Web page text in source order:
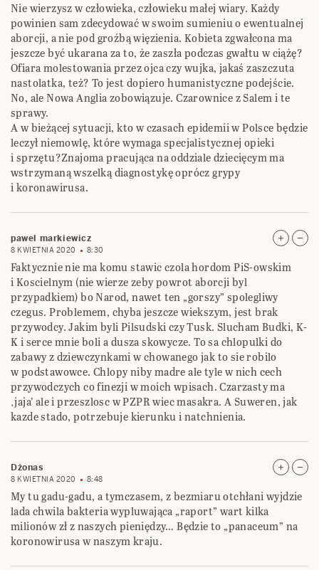
Nie wierzysz w człowieka, człowieku małej wiary. Każdy
powinien sam zdecydować w swoim sumieniu o ewentualnej
aborcji, a nie pod groźbą więzienia. Kobieta zgwałcona ma
jeszcze być ukarana za to, że zaszła podczas gwałtu w ciążę?
Ofiara molestowania przez ojca czy wujka, jakaś zaszczuta
nastolatka, też? To jest dopiero humanistyczne podejście.
No, ale Nowa Anglia zobowiązuje. Czarownice z Salem i te
sprawy.
A w bieżącej sytuacji, kto w czasach epidemii w Polsce będzie
leczył niemowlę, które wymaga specjalistycznej opieki
i sprzętu?Znajoma pracująca na oddziale dziecięcym ma
wstrzymaną wszelką diagnostykę oprócz grypy
i koronawirusa.
pawel markiewicz
8 KWIETNIA 2020 8:30
Faktycznie nie ma komu stawic czola hordom PiS-owskim
i Koscielnym (nie wierze zeby powrot aborcji byl
przypadkiem) bo Narod, nawet ten „gorszy” spolegliwy
czegus. Problemem, chyba jeszcze wiekszym, jest brak
przywodcy. Jakim byli Pilsudski czy Tusk. Slucham Budki, K-
K i serce mnie boli a dusza skowycze. To sa chlopulki do
zabawy z dziewczynkami w chowanego jak to sie robilo
w podstawowce. Chlopy niby madre ale tyle w nich cech
przywodczych co finezji w moich wpisach. Czarzasty ma
‚jaja’ ale i przeszlosc w PZPR wiec masakra. A Suweren, jak
kazde stado, potrzebuje kierunku i natchnienia.
Dżonas
8 KWIETNIA 2020 8:48
My tu gadu-gadu, a tymczasem, z bezmiaru otchłani wyjdzie
lada chwila bakteria wypluwająca „raport” wart kilka
milionów zł z naszych pieniędzy… Będzie to „panaceum” na
koronowirusa w naszym kraju.